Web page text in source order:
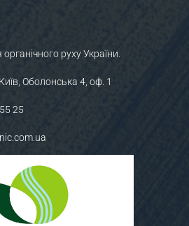
руху України.
Оболонська 4, оф. 1
25